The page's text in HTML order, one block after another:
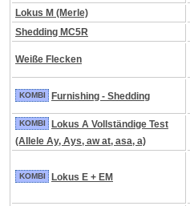
Lokus M (Merle)
Shedding MC5R
Weiße Flecken
KOMBI Furnishing - Shedding
KOMBI
Lokus A Vollständige Test
(Allele Ay, Ays, aw at, asa, a)
KOMBI Lokus E + EM